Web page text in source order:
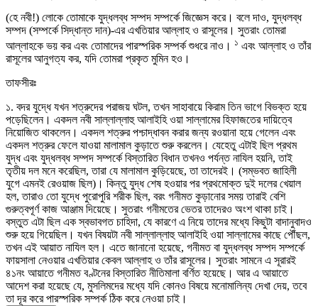
(হে নবী!) লোকে তোমাকে যুদ্ধলব্ধ সম্পদ সম্পর্কে জিজ্ঞেস করে। বলে দাও, যুদ্ধলব্ধ
সম্পদ (সম্পর্কে সিদ্ধান্ত দান)-এর এখতিয়ার আল্লাহ ও রাসূলের। সুতরাং তোমরা
আল্লাহকে ভয় কর এবং তোমাদের পারস্পরিক সম্পর্ক শুধরে নাও। ১ এবং আল্লাহ ও তাঁর
রাসূলের আনুগত্য কর, যদি তোমরা প্রকৃত মুমিন হও।
তাফসীরঃ
১. বদর যুদ্ধে যখন শত্রুদের পরাজয় ঘটল, তখন সাহাবায়ে কিরাম তিন ভাগে বিভক্ত হয়ে
পড়েছিলেন। একদল নবী সাল্লাল্লাহু আলাইহি ওয়া সাল্লামের হিফাজতের দায়িত্বে
নিয়োজিত থাকলেন। একদল শত্রুর পশ্চাদ্ধাবন করার জন্য রওয়ানা হয়ে গেলেন এবং
একদল শত্রুর ফেলে যাওয়া মালামাল কুড়াতে শুরু করলেন। যেহেতু এটাই ছিল প্রথম
যুদ্ধ এবং যুদ্ধলব্ধ সম্পদ সম্পর্কে বিস্তারিত বিধান তখনও পর্যন্ত নাযিল হয়নি, তাই
তৃতীয় দল মনে করেছিল, তারা যে মালামাল কুড়িয়েছে, তা তাদেরই। (সম্ভবত জাহিলী
যুগে এমনই রেওয়াজ ছিল)। কিন্তু যুদ্ধ শেষ হওয়ার পর প্রথমোক্ত দুই দলের খেয়াল
হল, তারাও তো যুদ্ধে পুরোপুরি শরীক ছিল, বরং গনীমত কুড়ানোর সময় তারাই বেশি
গুরুত্বপূর্ণ কাজ আঞ্জাম দিয়েছে। সুতরাং গনীমতের ভেতর তাদেরও অংশ থাকা চাই।
বস্তুত এটা ছিল এক স্বভাবগত চাহিদা, যে কারণে এ নিয়ে তাদের মধ্যে কিছুটা বাদানুবাদও
শুরু হয়ে গিয়েছিল। যখন বিষয়টা নবী সাল্লাল্লাহু আলাইহি ওয়া সাল্লামের কাছে পৌঁছল,
তখন এই আয়াত নাযিল হল। এতে জানানো হয়েছে, গনীমত বা যুদ্ধলব্ধ সম্পদ সম্পর্কে
ফায়সালা নেওয়ার এখতিয়ার কেবল আল্লাহ ও তাঁর রাসূলের। সুতরাং সামনে এ সূরারই
৪১নং আয়াতে গনীমত বণ্টনের বিস্তারিত নীতিমালা বর্ণিত হয়েছে। আর এ আয়াতে
আদেশ করা হয়েছে যে, মুসলিমদের মধ্যে যদি কোনও বিষয়ে মনোমালিন্য দেখা দেয়, তবে
তা দূর করে পারস্পরিক সম্পর্ক ঠিক করে নেওয়া চাই।